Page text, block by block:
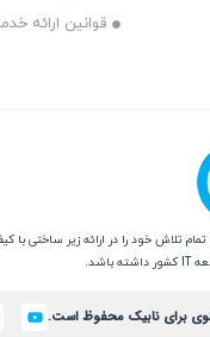
قوانین ارائه خدمات
در ارائه زیر ساختی با کیفیت و پایدار
محفوظ است.